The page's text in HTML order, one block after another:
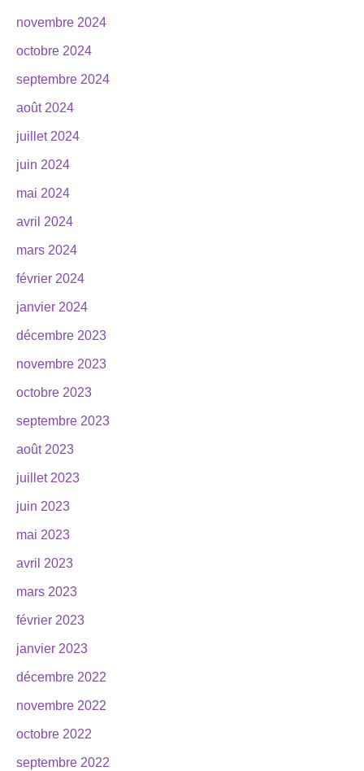
novembre 2024
octobre 2024
septembre 2024
août 2024
juillet 2024
juin 2024
mai 2024
avril 2024
mars 2024
février 2024
janvier 2024
décembre 2023
novembre 2023
octobre 2023
septembre 2023
août 2023
juillet 2023
juin 2023
mai 2023
avril 2023
mars 2023
février 2023
janvier 2023
décembre 2022
novembre 2022
octobre 2022
septembre 2022